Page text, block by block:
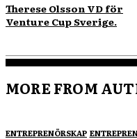
Therese Olsson VD för
Venture Cup Sverige.
MORE FROM
ENTREPRENÖRSKAP